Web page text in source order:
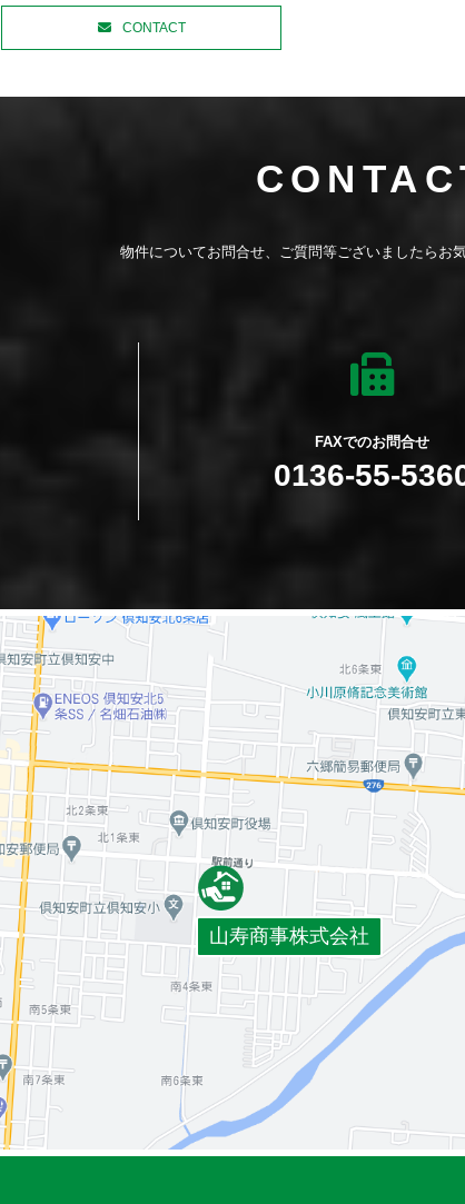
CONTACT
物件についてお問合せ、ご質問等ございましたら お
FAXでのお問合せ
0136-55-
山寿商事株式会社